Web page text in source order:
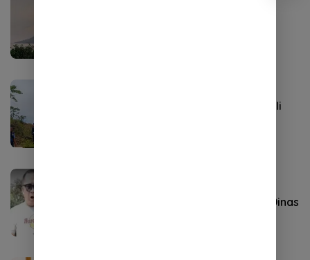
Polres Nagan Raya Gelar Patroli
Sopir Fortuner Palsukan Pelat Dinas